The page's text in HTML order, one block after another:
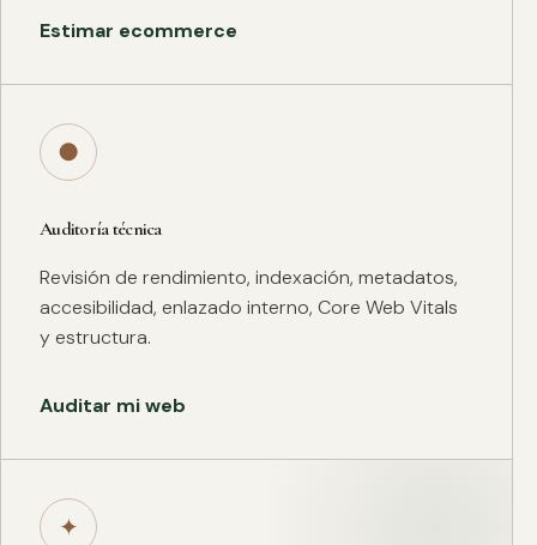
Estimar ecommerce
●
Auditoría técnica
Revisión de rendimiento, indexación, metadatos,
accesibilidad, enlazado interno, Core Web Vitals
y estructura.
Auditar mi web
✦